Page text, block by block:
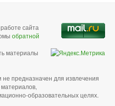
сайта
обратной
материалы
предназначен для извлечения
образовательных целях.